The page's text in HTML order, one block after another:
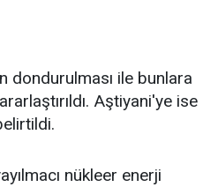
dondurulması ile bunlara
Aştiyani'ye ise
nükleer enerji